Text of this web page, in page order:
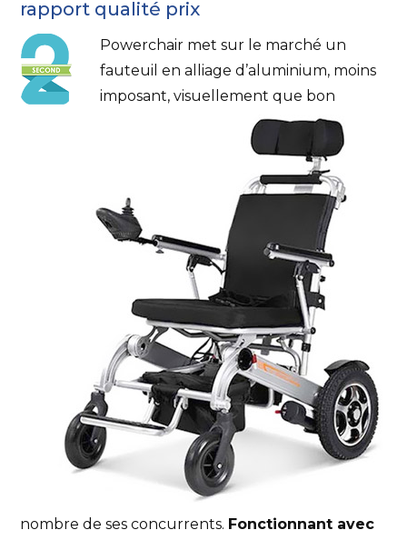
rapport qualité prix
Powerchair met sur le marché un
fauteuil en alliage d’aluminium, moins
imposant, visuellement que bon
nombre de ses concurrents. Fonctionnant avec